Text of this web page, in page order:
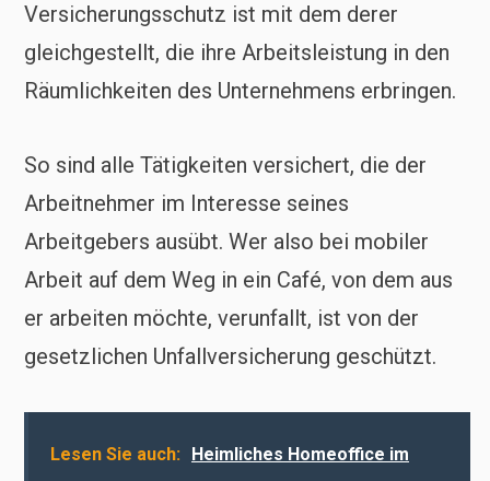
Versicherungsschutz ist mit dem derer
gleichgestellt, die ihre Arbeitsleistung in den
Räumlichkeiten des Unternehmens erbringen.
So sind alle Tätigkeiten versichert, die der
Arbeitnehmer im Interesse seines
Arbeitgebers ausübt. Wer also bei mobiler
Arbeit auf dem Weg in ein Café, von dem aus
er arbeiten möchte, verunfallt, ist von der
gesetzlichen Unfallversicherung geschützt.
Lesen Sie auch:
Heimliches Homeoffice im